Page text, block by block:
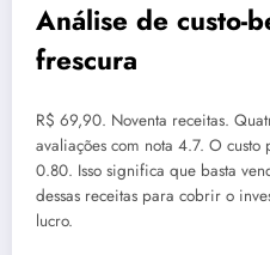
Análise de custo-
frescura
R$ 69,90. Noventa receitas.
avaliações com nota 4.7. O
0.80. Isso significa que basta
dessas receitas para cobrir o
lucro.